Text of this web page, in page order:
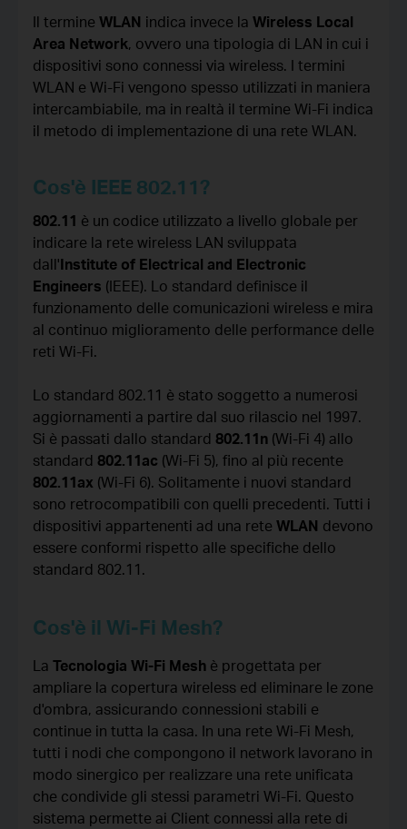
Il termine WLAN indica invece la Wireless Local
Area Network, ovvero una tipologia di LAN in cui i
dispositivi sono connessi via wireless. I termini
WLAN e Wi-Fi vengono spesso utilizzati in maniera
intercambiabile, ma in realtà il termine Wi-Fi indica
il metodo di implementazione di una rete WLAN.
Cos'è IEEE 802.11?
802.11 è un codice utilizzato a livello globale per
indicare la rete wireless LAN sviluppata
dall'Institute of Electrical and Electronic
Engineers (IEEE). Lo standard definisce il
funzionamento delle comunicazioni wireless e mira
al continuo miglioramento delle performance delle
reti Wi-Fi.
Lo standard 802.11 è stato soggetto a numerosi
aggiornamenti a partire dal suo rilascio nel 1997.
Si è passati dallo standard 802.11n(Wi-Fi 4) allo
standard 802.11ac (Wi-Fi 5), fino al più recente
802.11ax (Wi-Fi 6). Solitamente i nuovi standard
sono retrocompatibili con quelli precedenti. Tutti i
dispositivi appartenenti ad una rete WLAN devono
essere conformi rispetto alle specifiche dello
standard 802.11.
Cos'è il Wi-Fi Mesh?
La Tecnologia Wi-Fi Meshè progettata per
ampliare la copertura wireless ed eliminare le zone
d'ombra, assicurando connessioni stabili e
continue in tutta la casa. In una rete Wi-Fi Mesh,
tutti i nodi che compongono il network lavorano in
modo sinergico per realizzare una rete unificata
che condivide gli stessi parametri Wi-Fi. Questo
sistema permette ai Client connessi alla rete di